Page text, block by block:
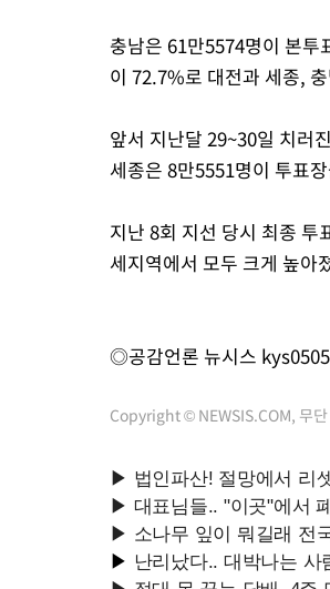
충남은 61만5574명이 본
이 72.7%로 대전과 세종,
앞서 지난달 29~30일 치러
세종은 8만5551명이 투표
지난 8회 지선 당시 최종
세지역에서 모두 크게 높아
◎공감언론 뉴시스
Copyright © NEWSIS.COM, 무단